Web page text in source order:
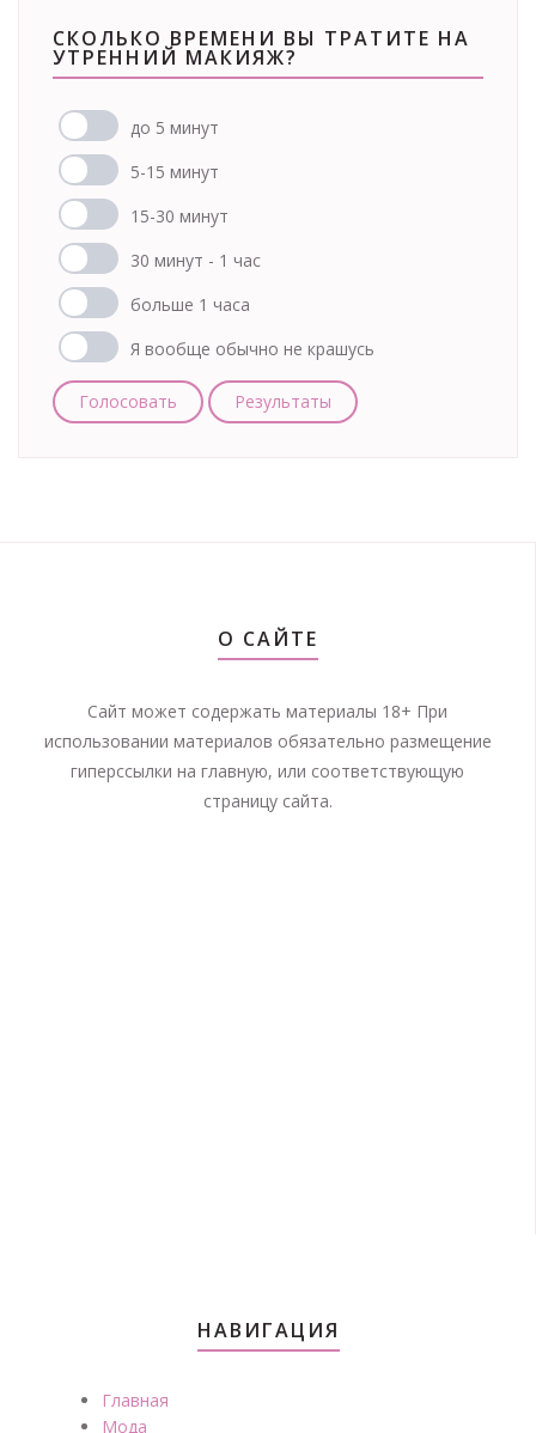
СКОЛЬКО ВРЕМЕНИ ВЫ ТРАТИТЕ НА
УТРЕННИЙ МАКИЯЖ?
до 5 минут
5-15 минут
15-30 минут
30 минут - 1 час
больше 1 часа
Я вообще обычно не крашусь
Голосовать Результаты
О САЙТЕ
Сайт может содержать материалы 18+ При
использовании материалов обязательно размещение
гиперссылки на главную, или соответствующую
страницу сайта.
НАВИГАЦИЯ
Главная
Мода